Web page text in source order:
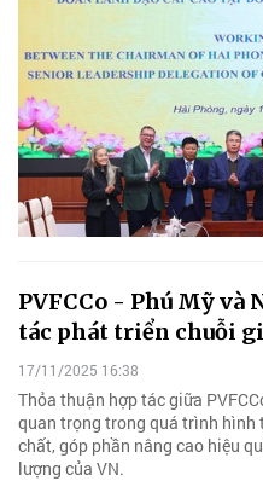
PVFCCo - Phú Mỹ và
tác phát triển chuỗi
17/11/2025 16:38
Thỏa thuận hợp tác giữa
quan trọng trong quá trình hình
chất, góp phần nâng cao hiệu
lượng của VN.